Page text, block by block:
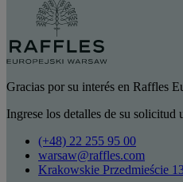
Gracias por su interés en Raffles
Ingrese los detalles de su
(+48) 22 255 95 00
warsaw@raffles.com
Krakowskie Przedmieście